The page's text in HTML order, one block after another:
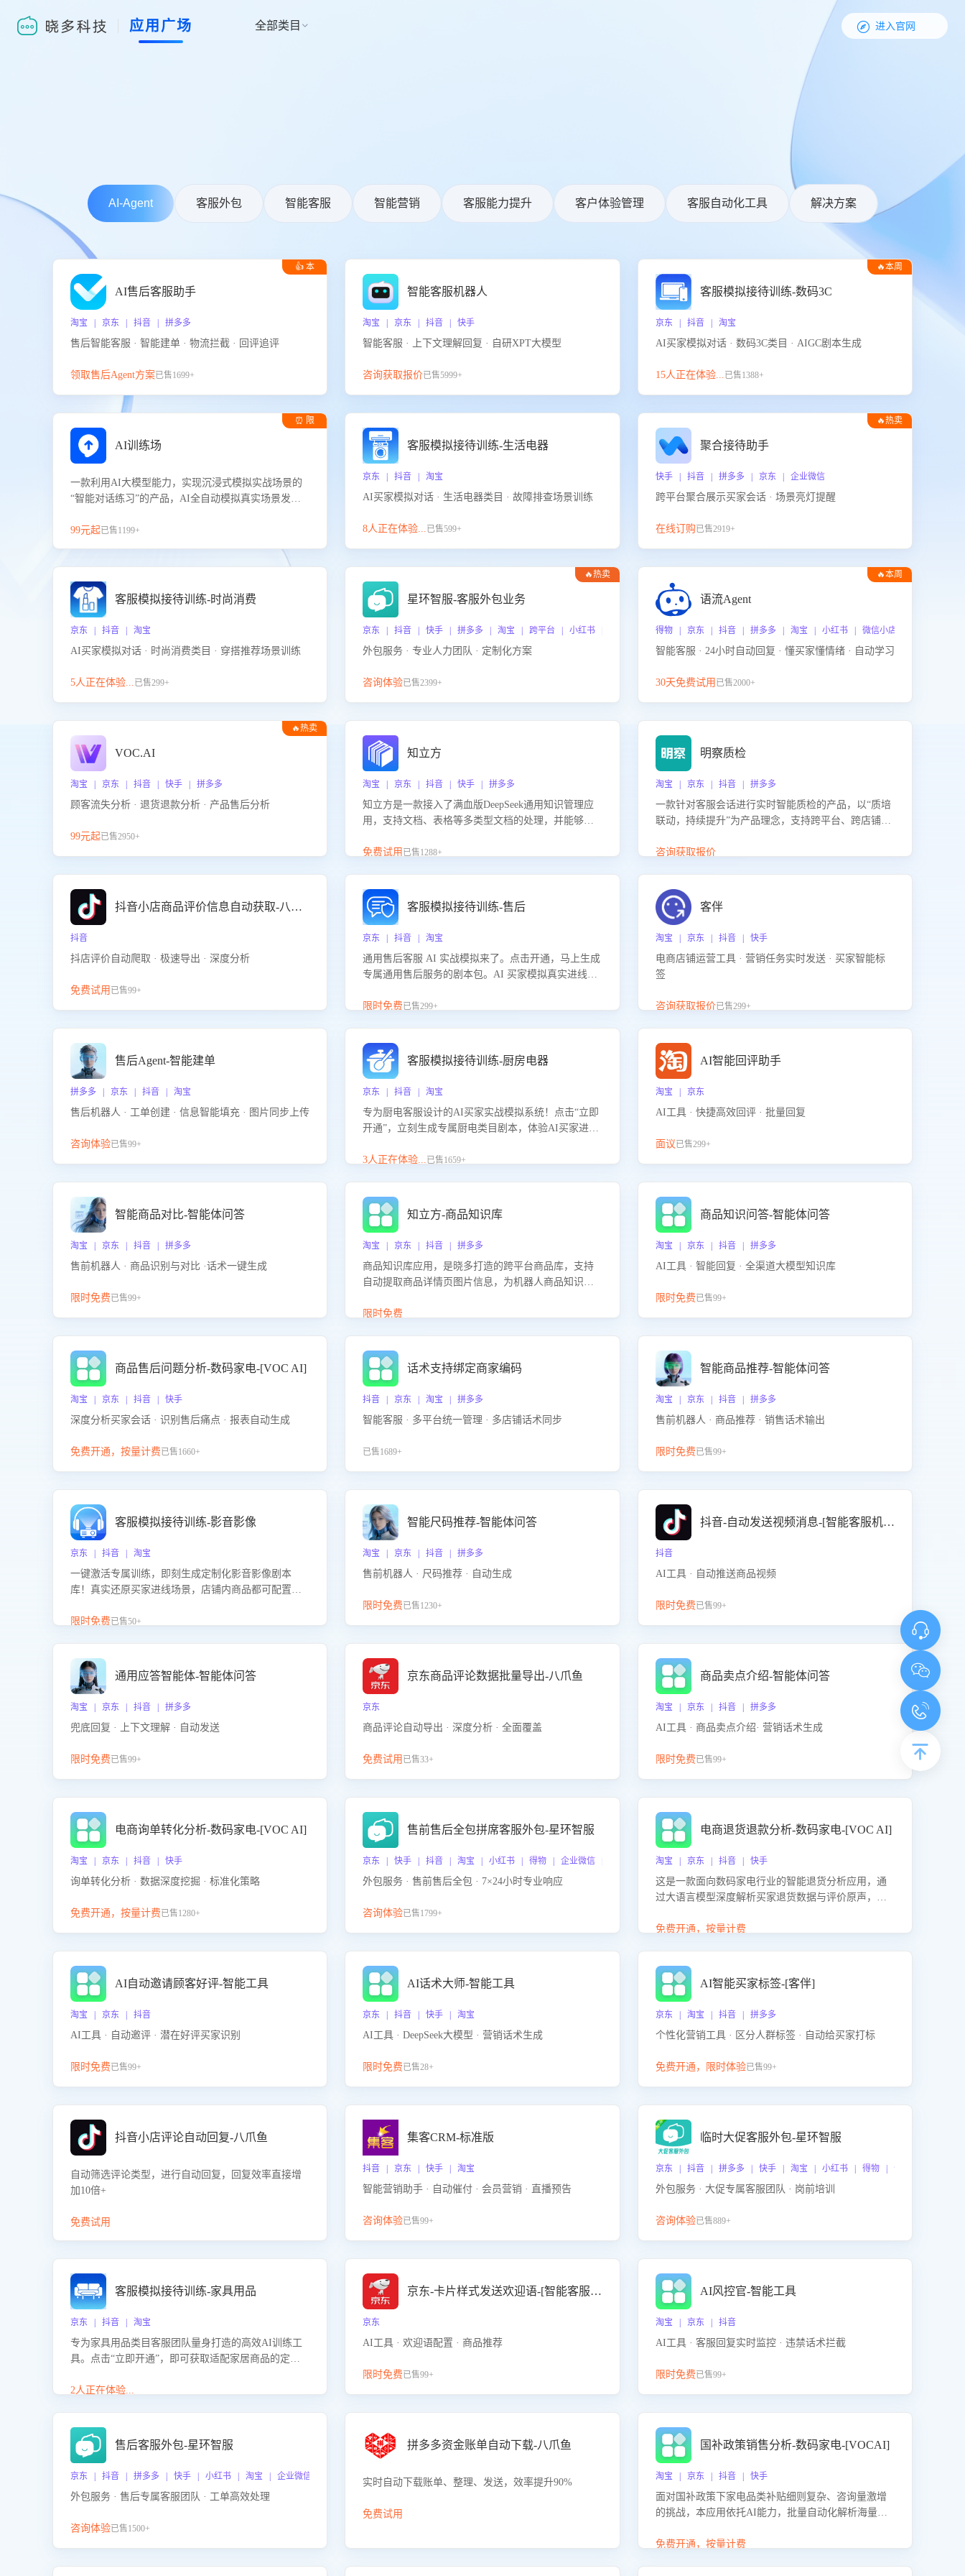
应用广场 全部类目   进入官网
AI-Agent 客服外包 智能客服 智能营销 客服能力提升 客户体验管理 客服自动化工具 解决方案
👍 本
AI售后客服助手
淘宝 | 京东 | 抖音 | 拼多多
售后智能客服 · 智能建单 · 物流拦截 · 回评追评
领取售后Agent方案已售1699+
智能客服机器人
淘宝 | 京东 | 抖音 | 快手
智能客服 · 上下文理解回复 · 自研XPT大模型
咨询获取报价已售5999+
🔥本周
客服模拟接待训练-数码3C
京东 | 抖音 | 淘宝
AI买家模拟对话 · 数码3C类目 · AIGC剧本生成
15人正在体验...已售1388+
⏰ 限
AI训练场
一款利用AI大模型能力，实现沉浸式模拟实战场景的
“智能对话练习”的产品，AI全自动模拟真实场景发生
提升客服团队的销服能力。
99元起已售1199+
客服模拟接待训练-生活电器
京东 | 抖音 | 淘宝
AI买家模拟对话 · 生活电器类目 · 故障排查场景训练
8人正在体验...已售599+
🔥热卖
聚合接待助手
快手 | 抖音 | 拼多多 | 京东 | 企业微信
跨平台聚合展示买家会话 · 场景亮灯提醒
在线订购已售2919+
客服模拟接待训练-时尚消费
京东 | 抖音 | 淘宝
AI买家模拟对话 · 时尚消费类目 · 穿搭推荐场景训练
5人正在体验...已售299+
🔥热卖
星环智服-客服外包业务
京东 | 抖音 | 快手 | 拼多多 | 淘宝 | 跨平台 | 小红书 | 得物 | 企业微信
外包服务 · 专业人力团队 · 定制化方案
咨询体验已售2399+
🔥本周
语流Agent
得物 | 京东 | 抖音 | 拼多多 | 淘宝 | 小红书 | 微信小店 | 快手 | 唯品
智能客服 · 24小时自动回复 · 懂买家懂情绪 · 自动学习
30天免费试用 已售2000+
🔥热卖
VOC.AI
淘宝 | 京东 | 抖音 | 快手 | 拼多多
顾客流失分析 · 退货退款分析 · 产品售后分析
99元起已售2950+
知立方
淘宝 | 京东 | 抖音 | 快手 | 拼多多
知立方是一款接入了满血版DeepSeek通用知识管理应
用，支持文档、表格等多类型文档的处理，并能够基
景提供强大的知识支持，帮助用户高效管理和利用知
免费试用 已售1288+
明察质检
淘宝 | 京东 | 抖音 | 拼多多
一款针对客服会话进行实时智能质检的产品，以“质培
联动，持续提升”为产品理念，支持跨平台、跨店铺的
联动，持续提升客服团队的销服能力。
咨询获取报价
抖音小店商品评价信息自动获取-八爪鱼
抖音
抖店评价自动爬取 · 极速导出 · 深度分析
免费试用 已售99+
客服模拟接待训练-售后
京东 | 抖音 | 淘宝
通用售后客服 AI 实战模拟来了。点击开通，马上生成
专属通用售后服务的剧本包。AI 买家模拟真实进线咨
咨询等售后场景的应对要点，轻松提升服务能力。
限时免费已售299+
客伴
淘宝 | 京东 | 抖音 | 快手
电商店铺运营工具 · 营销任务实时发送 · 买家智能标
签
咨询获取报价已售299+
售后Agent-智能建单
拼多多 | 京东 | 抖音 | 淘宝
售后机器人 · 工单创建 · 信息智能填充 · 图片同步上传
咨询体验已售99+
客服模拟接待训练-厨房电器
京东 | 抖音 | 淘宝
专为厨电客服设计的AI买家实战模拟系统！点击“立即
开通”，立刻生成专属厨电类目剧本，体验AI买家进线
能咨询”等真实场景应对技巧！
3人正在体验...已售1659+
AI智能回评助手
淘宝 | 京东
AI工具 · 快捷高效回评 · 批量回复
面议已售299+
智能商品对比-智能体问答
淘宝 | 京东 | 抖音 | 拼多多
售前机器人 · 商品识别与对比 ·话术一键生成
限时免费已售99+
知立方-商品知识库
淘宝 | 京东 | 抖音 | 拼多多
商品知识库应用，是晓多打造的跨平台商品库，支持
自动提取商品详情页图片信息，为机器人商品知识问
商品知识。
限时免费
商品知识问答-智能体问答
淘宝 | 京东 | 抖音 | 拼多多
AI工具 · 智能回复 · 全渠道大模型知识库
限时免费已售99+
商品售后问题分析-数码家电-[VOC AI]
淘宝 | 京东 | 抖音 | 快手
深度分析买家会话 · 识别售后痛点 · 报表自动生成
免费开通，按量计费已售1660+
话术支持绑定商家编码
抖音 | 京东 | 淘宝 | 拼多多
智能客服 · 多平台统一管理 · 多店铺话术同步
已售1689+
智能商品推荐-智能体问答
淘宝 | 京东 | 抖音 | 拼多多
售前机器人 · 商品推荐 · 销售话术输出
限时免费已售99+
客服模拟接待训练-影音影像
京东 | 抖音 | 淘宝
一键激活专属训练，即刻生成定制化影音影像剧本
库！真实还原买家进线场景，店铺内商品都可配置到
升客服售前转化率。点击 “立即开通”，快速获取影音
限时免费已售50+
智能尺码推荐-智能体问答
淘宝 | 京东 | 抖音 | 拼多多
售前机器人 · 尺码推荐 · 自动生成
限时免费已售1230+
抖音-自动发送视频消息-[智能客服机器人]
抖音
AI工具 · 自动推送商品视频
限时免费已售99+
通用应答智能体-智能体问答
淘宝 | 京东 | 抖音 | 拼多多
兜底回复 · 上下文理解 · 自动发送
限时免费已售99+
京东商品评论数据批量导出-八爪鱼
京东
商品评论自动导出 · 深度分析 · 全面覆盖
免费试用 已售33+
商品卖点介绍-智能体问答
淘宝 | 京东 | 抖音 | 拼多多
AI工具 · 商品卖点介绍· 营销话术生成
限时免费已售99+
电商询单转化分析-数码家电-[VOC AI]
淘宝 | 京东 | 抖音 | 快手
询单转化分析 · 数据深度挖掘 · 标准化策略
免费开通，按量计费已售1280+
售前售后全包拼席客服外包-星环智服
京东 | 快手 | 抖音 | 淘宝 | 小红书 | 得物 | 企业微信 | 跨平台
外包服务 · 售前售后全包 · 7×24小时专业响应
咨询体验已售1799+
电商退货退款分析-数码家电-[VOC AI]
淘宝 | 京东 | 抖音 | 快手
这是一款面向数码家电行业的智能退货分析应用，通
过大语言模型深度解析买家退货数据与评价原声，精
因，并输出可落地的改进建议，通过挖掘用户痛点驱
免费开通，按量计费
AI自动邀请顾客好评-智能工具
淘宝 | 京东 | 抖音
AI工具 · 自动邀评 · 潜在好评买家识别
限时免费已售99+
AI话术大师-智能工具
京东 | 抖音 | 快手 | 淘宝
AI工具 · DeepSeek大模型 · 营销话术生成
限时免费已售28+
AI智能买家标签-[客伴]
京东 | 淘宝 | 抖音 | 拼多多
个性化营销工具 · 区分人群标签 · 自动给买家打标
免费开通，限时体验已售99+
抖音小店评论自动回复-八爪鱼
自动筛选评论类型，进行自动回复，回复效率直接增
加10倍+
免费试用
集客CRM-标准版
抖音 | 京东 | 快手 | 淘宝
智能营销助手 · 自动催付 · 会员营销 · 直播预告
咨询体验已售99+
临时大促客服外包-星环智服
京东 | 抖音 | 拼多多 | 快手 | 淘宝 | 小红书 | 得物 | 企业微信
外包服务 · 大促专属客服团队 · 岗前培训
咨询体验已售889+
客服模拟接待训练-家具用品
京东 | 抖音 | 淘宝
专为家具用品类目客服团队量身打造的高效AI训练工
具。点击“立即开通”，即可获取适配家居商品的定制
客服在家具用品功能、尺寸参数咨询等高频场景下的
2人正在体验...
京东-卡片样式发送欢迎语-[智能客服机器人]
京东
AI工具 · 欢迎语配置 · 商品推荐
限时免费已售99+
AI风控官-智能工具
淘宝 | 京东 | 抖音
AI工具 · 客服回复实时监控 · 违禁话术拦截
限时免费已售99+
售后客服外包-星环智服
京东 | 抖音 | 拼多多 | 快手 | 小红书 | 淘宝 | 企业微信
外包服务 · 售后专属客服团队 · 工单高效处理
咨询体验已售1500+
拼多多资金账单自动下载-八爪鱼
实时自动下载账单、整理、发送，效率提升90%
免费试用
国补政策销售分析-数码家电-[VOCAI]
淘宝 | 京东 | 抖音 | 快手
面对国补政策下家电品类补贴细则复杂、咨询量激增
的挑战，本应用依托AI能力，批量自动化解析海量客
政策的关注焦点与购买意向，深度洞察决策动因。同
免费开通，按量计费